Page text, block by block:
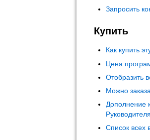
Запросить
Купить
Как купить
Цена
Отобразить
Можно
Дополнение
Список всех